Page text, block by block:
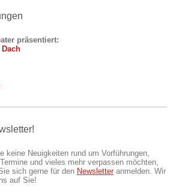
präsentiert:
keine Neuigkeiten rund um Vorführungen,
und vieles mehr verpassen möchten,
sich gerne für den Newsletter anmelden. Wir
auf Sie!